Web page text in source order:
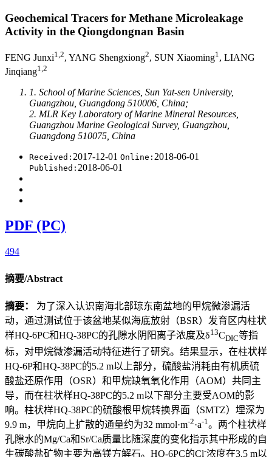
Geochemical Tracers for Methane Microleakage
Activity in the Qiongdongnan Basin
FENG Junxi1,2, YANG Shengxiong2, SUN Xiaoming1 , LIANG
Jinqiang1,2
1. School of Marine Sciences, Sun Yat-sen University,
Guangzhou, Guangdong 510006, China;
2. MLR Key Laboratory of Marine Mineral Resources,
Guangzhou Marine Geological Survey, Guangzhou,
Guangdong 510075, China
Received: 2017-12-01 Online: 2018-06-01
Published: 2018-06-01
PDF (PC)
494
摘要/Abstract
摘要： 为了深入认识南海北部琼东南盆地的甲烷微渗漏活
动，通过测试位于该盆地某似海底放射（BSR）发育区内柱状
样HQ-6PC和HQ-38PC的孔隙水阴阳离子浓度及δ13CDIC等指
标，对甲烷微渗漏活动特征进行了研究。结果显示，在柱状样
HQ-6P和HQ-38PC的5.2 m以上部分，硫酸盐消耗由有机质硫
酸盐还原作用（OSR）和甲烷缺氧氧化作用（AOM）共同主
导，而在柱状样HQ-38PC的5.2 m以下部分主要受AOM的影
响。柱状样HQ-38PC的硫酸根甲烷转换界面（SMTZ）埋深为
9.9 m，甲烷向上扩散的通量约为32 mmol·m-2·a-1 。两个柱状样
孔隙水的Mg/Ca和Sr/Ca质量比随深度的变化指示其中形成的自
生碳酸盐矿物主要为高镁方解石。HQ-6PC的Cl-浓度在3.5 m以